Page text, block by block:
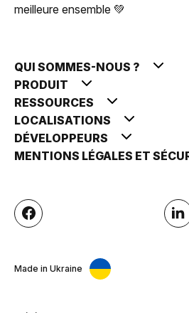
meilleure ensemble 💚
QUI SOMMES-NOUS ?
PRODUIT
RESSOURCES
LOCALISATIONS
DÉVELOPPEURS
MENTIONS LÉGALES ET
Made in Ukraine